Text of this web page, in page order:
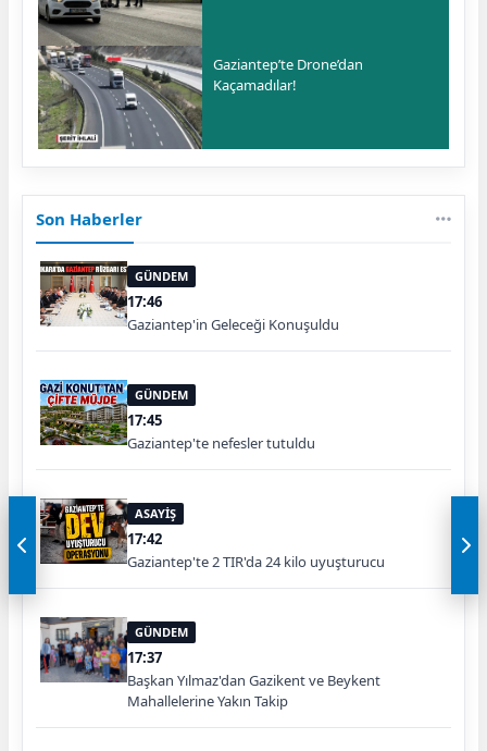
Gaziantep’te Drone’dan
Kaçamadılar!
Son Haberler
GÜNDEM
17:46
Gaziantep'in Geleceği Konuşuldu
GÜNDEM
17:45
Gaziantep'te nefesler tutuldu
ASAYİŞ
17:42
Gaziantep'te 2 TIR'da 24 kilo uyuşturucu
GÜNDEM
17:37
Başkan Yılmaz'dan Gazikent ve Beykent
Mahallelerine Yakın Takip